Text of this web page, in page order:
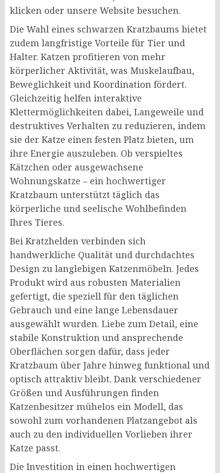
klicken oder unsere Website besuchen.
Die Wahl eines schwarzen Kratzbaums bietet
zudem langfristige Vorteile für Tier und
Halter. Katzen profitieren von mehr
körperlicher Aktivität, was Muskelaufbau,
Beweglichkeit und Koordination fördert.
Gleichzeitig helfen interaktive
Klettermöglichkeiten dabei, Langeweile und
destruktives Verhalten zu reduzieren, indem
sie der Katze einen festen Platz bieten, um
ihre Energie auszuleben. Ob verspieltes
Kätzchen oder ausgewachsene
Wohnungskatze – ein hochwertiger
Kratzbaum unterstützt täglich das
körperliche und seelische Wohlbefinden
Ihres Tieres.
Bei Kratzhelden verbinden sich
handwerkliche Qualität und durchdachtes
Design zu langlebigen Katzenmöbeln. Jedes
Produkt wird aus robusten Materialien
gefertigt, die speziell für den täglichen
Gebrauch und eine lange Lebensdauer
ausgewählt wurden. Liebe zum Detail, eine
stabile Konstruktion und ansprechende
Oberflächen sorgen dafür, dass jeder
Kratzbaum über Jahre hinweg funktional und
optisch attraktiv bleibt. Dank verschiedener
Größen und Ausführungen finden
Katzenbesitzer mühelos ein Modell, das
sowohl zum vorhandenen Platzangebot als
auch zu den individuellen Vorlieben ihrer
Katze passt.
Die Investition in einen hochwertigen